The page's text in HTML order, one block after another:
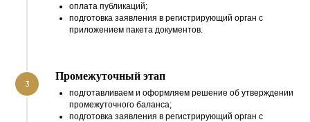
оплата публикаций;
подготовка заявления в регистрирующий орган с
приложением пакета документов.
3
Промежуточный этап
подготавливаем и оформляем решение об утверждении
промежуточного баланса;
подготовка заявления в регистрирующий орган с